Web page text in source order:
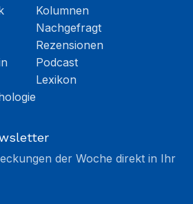
Kolumnen
Nachgefragt
Rezensionen
Podcast
Lexikon
der Woche direkt in Ihr